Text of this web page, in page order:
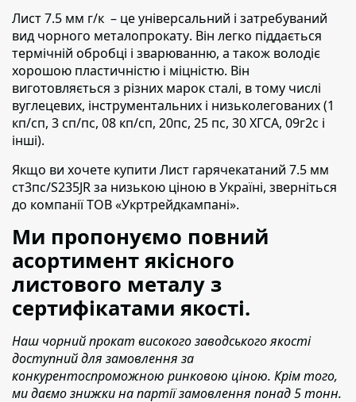
Лист 7.5 мм г/к – це універсальний і затребуваний
вид чорного металопрокату. Він легко піддається
термічній обробці і зварюванню, а також володіє
хорошою пластичністю і міцністю. Він
виготовляється з різних марок сталі, в тому числі
вуглецевих, інструментальних і низьколегованих (1
кп/сп, 3 сп/пс, 08 кп/сп, 20пс, 25 пс, 30 ХГСА, 09г2с і
інші).
Якщо ви хочете купити Лист гарячекатаний 7.5 мм
ст3пс/S235JRза низькою ціною в Україні, зверніться
до компанії ТОВ «Укртрейдкампані».
Ми пропонуємо повний
асортимент якісного
листового металу з
сертифікатами якості.
Наш чорний прокат високого заводського якості
доступний для замовлення за
конкурентоспроможною ринковою ціною. Крім того,
ми даємо знижки на партії замовлення понад 5 тонн.